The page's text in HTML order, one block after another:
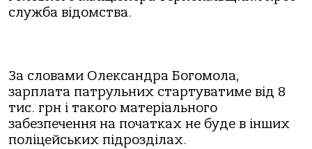
служба відомства.
За словами Олександра Богомола,
зарплата патрульних стартуватиме від 8
тис. грн і такого матеріального
забезпечення на початках не буде в інших
поліцейських підрозділах.